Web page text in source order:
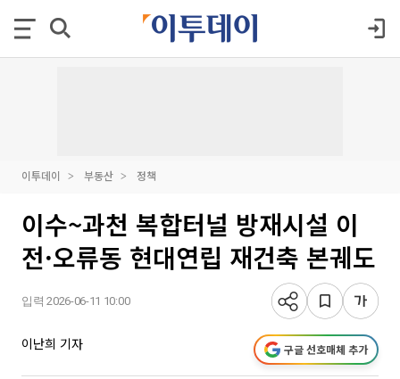
이투데이 부동산 정책
이수~과천 복합터널 방재시설 이
전·오류동 현대연립 재건축 본궤도
입력 2026-06-11 10:00
이난희 기자 구글 선호매체 추가